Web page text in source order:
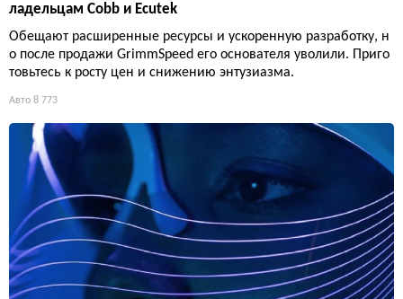
ладельцам Cobb и Ecutek
Обещают расширенные ресурсы и ускоренную разработку, н
о после продажи GrimmSpeed его основателя уволили. Приго
товьтесь к росту цен и снижению энтузиазма.
Авто 8 773